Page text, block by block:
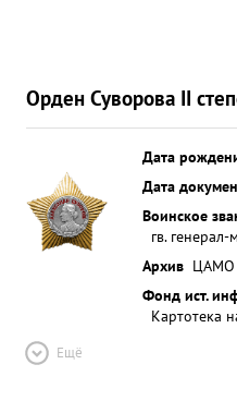
Орден Суворова II
Дата
Дата
Воинское
гв.
Архив ЦАМО
Фонд ист.
Картотека
Ещё